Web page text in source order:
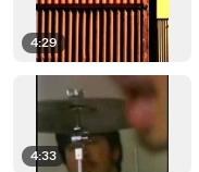
4:29
4:33